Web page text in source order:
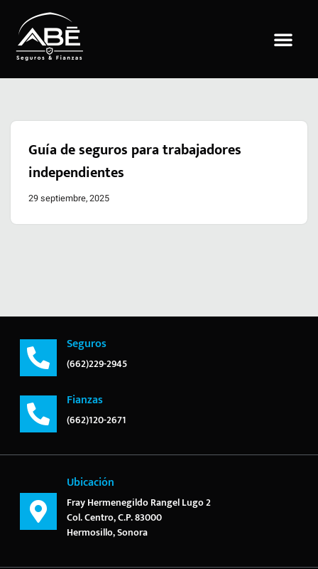
Saltar
al
Guía de seguros para trabajadores
independientes
29 septiembre, 2025
Seguros
(662)229-2945
Fianzas
(662)120-2671
Ubicación
Fray Hermenegildo Rangel Lugo 2
Col. Centro, C.P. 83000
Hermosillo, Sonora